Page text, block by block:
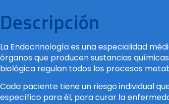
Descripción
La Endocrinología es una especialidad
órganos que producen sustancias
biológica regulan todos los procesos
Cada paciente tiene un riesgo individual
específico para él, para curar la